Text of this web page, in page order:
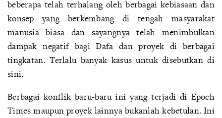
beberapa telah terhalang oleh berbagai kebiasaan dan
konsep yang berkembang di tengah masyarakat
manusia biasa dan sayangnya telah menimbulkan
dampak negatif bagi Dafa dan proyek di berbagai
tingkatan. Terlalu banyak kasus untuk disebutkan di
sini.
Berbagai konflik baru-baru ini yang terjadi di Epoch
Times maupun proyek lainnya bukanlah kebetulan. Ini